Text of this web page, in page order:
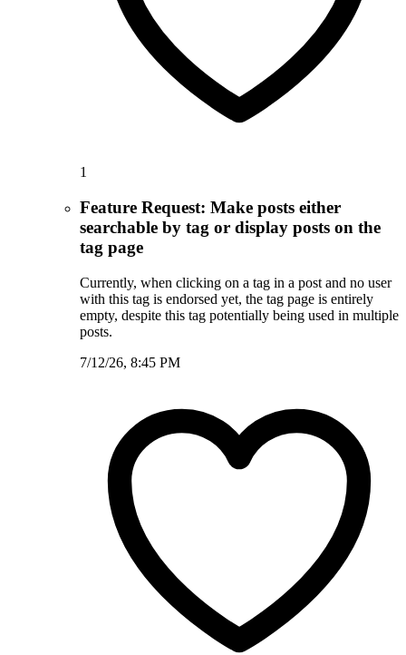
1
Feature Request: Make posts either
searchable by tag or display posts on the
tag page
Currently, when clicking on a tag in a post and no user
with this tag is endorsed yet, the tag page is entirely
empty, despite this tag potentially being used in multiple
posts.
7/12/26, 8:45 PM